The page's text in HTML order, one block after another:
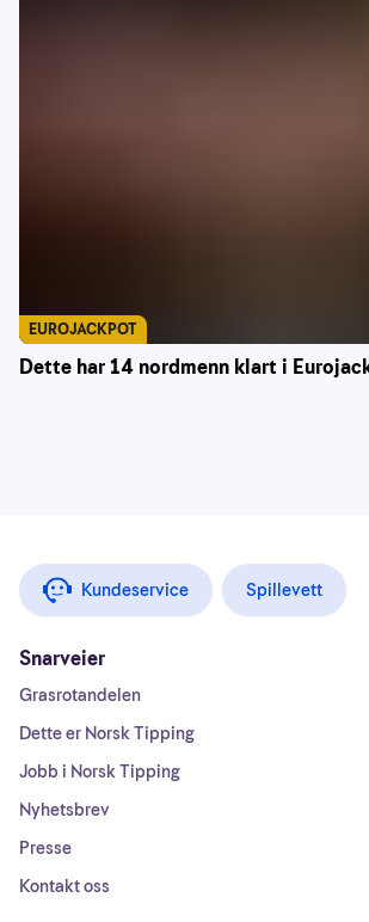
Dette har 14 nordmenn klart i
EUROJACKPOT
Kundeservice Spillevett
Snarveier
Grasrotandelen
Dette er Norsk Tipping
Jobb i Norsk Tipping
Nyhetsbrev
Presse
Kontakt oss